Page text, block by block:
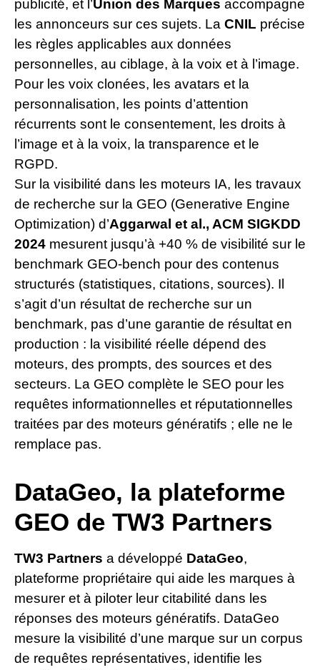
publicité, et l’Union des Marques accompagne
les annonceurs sur ces sujets. La CNIL précise
les règles applicables aux données
personnelles, au ciblage, à la voix et à l’image.
Pour les voix clonées, les avatars et la
personnalisation, les points d’attention
récurrents sont le consentement, les droits à
l’image et à la voix, la transparence et le
RGPD.
Sur la visibilité dans les moteurs IA, les travaux
de recherche sur la GEO (Generative Engine
Optimization) d’Aggarwal et al., ACM SIGKDD
2024 mesurent jusqu’à +40 % de visibilité sur le
benchmark GEO-bench pour des contenus
structurés (statistiques, citations, sources). Il
s’agit d’un résultat de recherche sur un
benchmark, pas d’une garantie de résultat en
production : la visibilité réelle dépend des
moteurs, des prompts, des sources et des
secteurs. La GEO complète le SEO pour les
requêtes informationnelles et réputationnelles
traitées par des moteurs génératifs ; elle ne le
remplace pas.
DataGeo, la plateforme
GEO de TW3 Partners
TW3 Partners a développé DataGeo,
plateforme propriétaire qui aide les marques à
mesurer et à piloter leur citabilité dans les
réponses des moteurs génératifs. DataGeo
mesure la visibilité d’une marque sur un corpus
de requêtes représentatives, identifie les